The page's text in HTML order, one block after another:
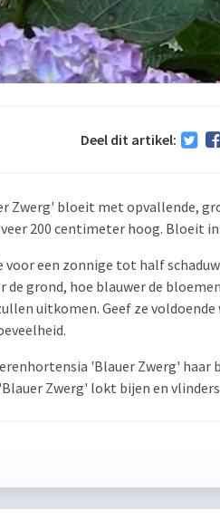
Deel dit artikel:
Zwerg' bloeit met opvallende,
200 centimeter hoog. Bloeit in
voor een zonnige tot half
de grond, hoe blauwer de
uitkomen. Geef ze
'Blauer Zwerg' haar
Zwerg' lokt bijen en